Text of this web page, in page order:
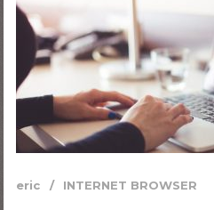
eric INTERNET BROWSER